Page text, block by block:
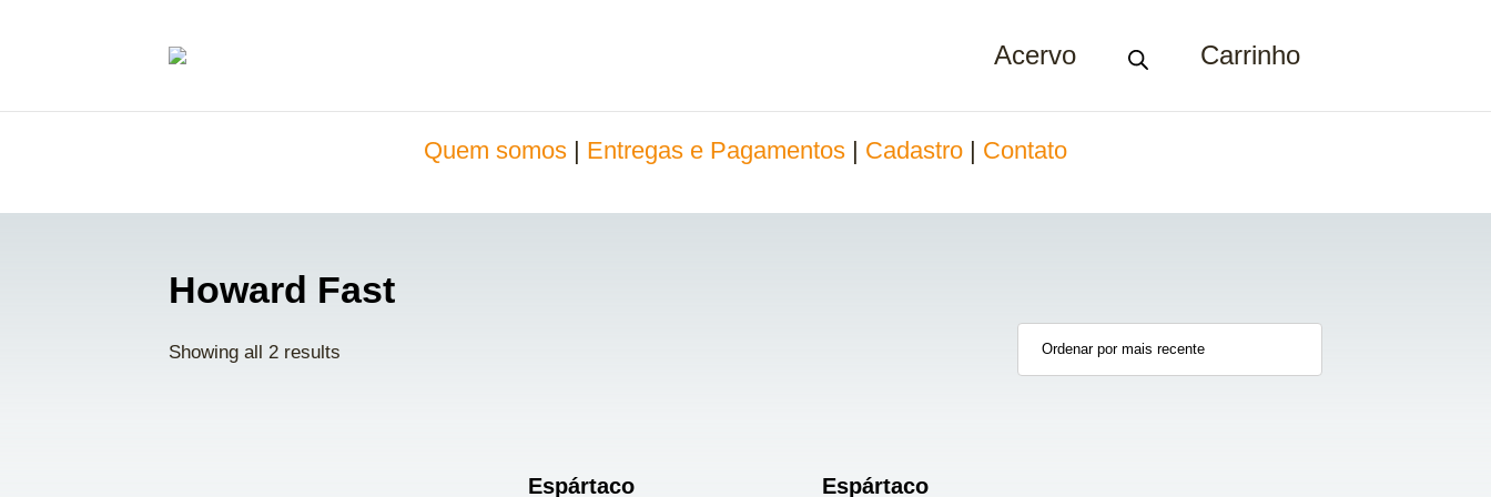
Acervo Carrinho
Quem somos Entregas e Pagamentos Cadastro Contato
Howard Fast
Showing all 2 results
Espártaco Espártaco